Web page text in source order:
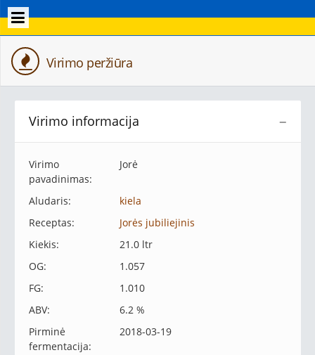
Virimo peržiūra
−
Virimo informacija
Virimo
pavadinimas:
Jorė
Aludaris:
kiela
Receptas:
Jorės jubiliejinis
Kiekis:
21.0 ltr
OG:
1.057
FG:
1.010
ABV:
6.2 %
Pirminė
fermentacija:
2018-03-19